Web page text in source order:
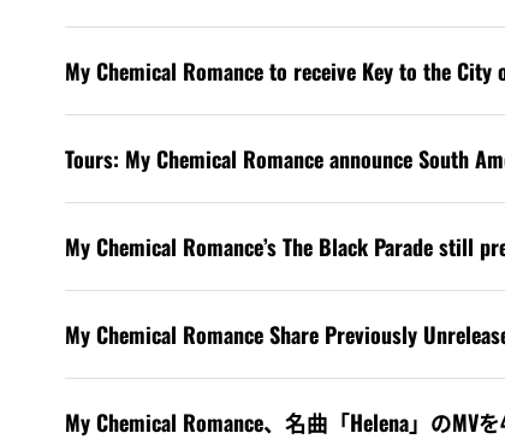
My Chemical Romance to receive Key to the
Tours: My Chemical Romance announce South
My Chemical Romance’s The Black Parade still
My Chemical Romance Share Previously
My Chemical Romance、名曲「Helena」の